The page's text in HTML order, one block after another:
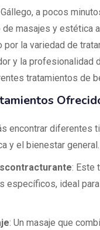
a pocos
de masajes y estética
por la variedad de
y la profesionalidad
tratamientos de
encontrar diferentes
y el bienestar
: Este
específicos, ideal
: Un masaje que